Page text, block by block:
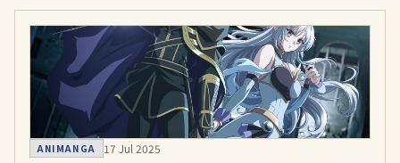
ANIMANGA 17 Jul 2025